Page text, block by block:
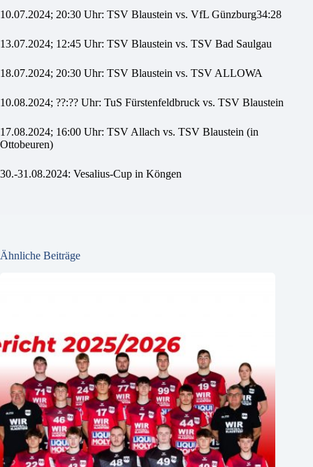
10.07.2024; 20:30 Uhr: TSV Blaustein vs. VfL Günzburg34:28
13.07.2024; 12:45 Uhr: TSV Blaustein vs. TSV Bad Saulgau
18.07.2024; 20:30 Uhr: TSV Blaustein vs. TSV ALLOWA
10.08.2024; ??:?? Uhr: TuS Fürstenfeldbruck vs. TSV Blaustein
17.08.2024; 16:00 Uhr: TSV Allach vs. TSV Blaustein (in
Ottobeuren)
30.-31.08.2024: Vesalius-Cup in Köngen
Ähnliche Beiträge